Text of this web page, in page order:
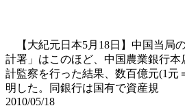
【大紀元日本5月18日】中国当局
計署」はこのほど、中国農業銀行本
計監察を行った結果、数百億元(1元
明した。同銀行は国有で資産規
2010/05/18